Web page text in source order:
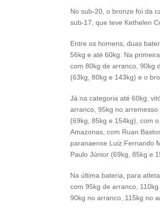
No sub-20, o bronze foi da
sub-17, que teve Kethelen
Entre os homens, duas
56kg e até 60kg. Na
com 80kg de arranco, 90kg
(63kg, 80kg e 143kg) e o
Já na categoria até 60kg,
arranco, 95kg no
(69kg, 85kg e 154kg), com
Amazonas, com Ruan
paranaense Luiz Fernando
Paulo Júnior (69kg, 85kg e
Na última bateria, para
com 95kg de arranco,
90kg no arranco, 115kg no